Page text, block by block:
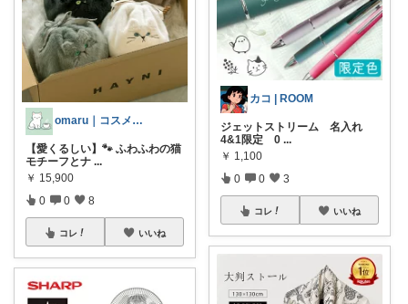
omaru｜コスメと大人女子の暮らし
【愛くるしい】🐾 ふわふわの猫
モチーフとナ ...
￥ 15,900
0 0 8
コレ いいね
カコ | ROOM
ジェットストリーム 名入れ
4&1限定 0 ...
￥ 1,100
0 0 3
コレ いいね